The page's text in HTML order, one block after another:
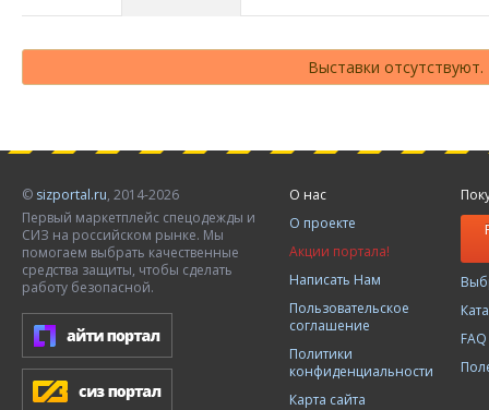
Выставки отсутствуют.
© sizportal.ru, 2014-2026
Первый маркетплейс спецодежды и
СИЗ на российском рынке. Мы
помогаем выбрать качественные
средства защиты, чтобы сделать
работу безопасной.
О нас
О проекте
Акции портала!
Написать Нам
Пользовательское
соглашение
Политики
конфиденциальности
Карта сайта
FAQ